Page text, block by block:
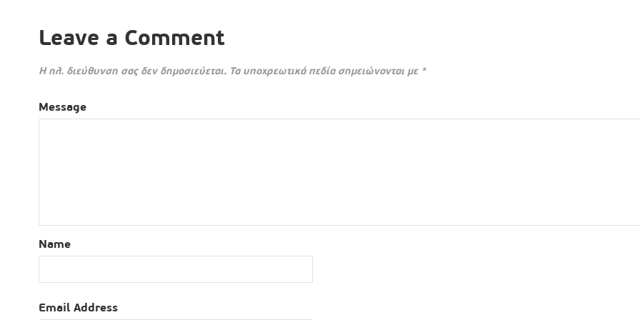
Leave a Comment
Η ηλ. διεύθυνση σας δεν δημοσιεύεται. Τα υποχρεωτικά πεδία σημειώνονται με *
Message
Name
Email Address